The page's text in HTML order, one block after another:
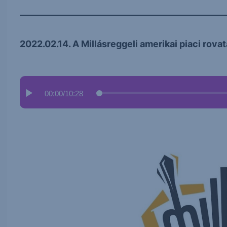
2022.02.14. A Millásreggeli amerikai piaci
00:00/10:28